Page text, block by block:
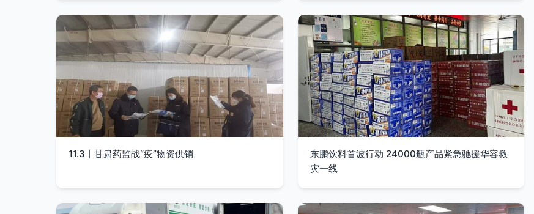
11.3丨甘肃药监战“疫”物资供销
东鹏饮料首波行动 24000瓶产品紧急驰援华容救
灾一线